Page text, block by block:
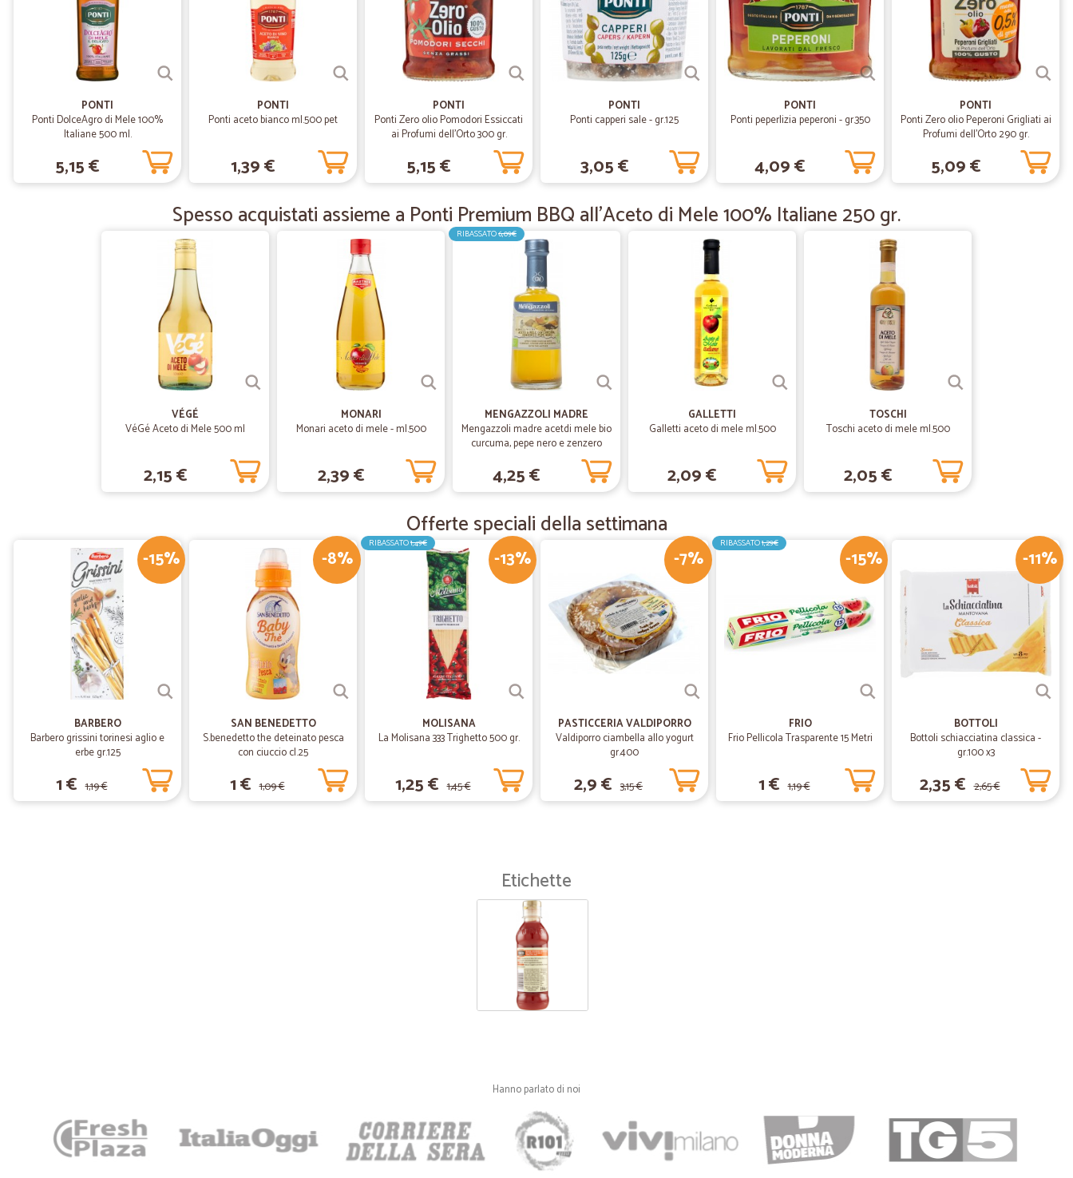
Imballaggio danneggiato
Puntuali prodotti ottimo ma da ridire con i trasportatori le scatole danneggiate
Servizio eccellente
27/06/2020
—Angelo P.
Tanta scelta di prodotti e veloci nella…
Achille M.
Olio buonissimo
Olio buonissimo, consegna ottima
—Alessia M.
Precisi
Precisi. Puntuali e onesti
21/12/2018
—Claudia P.
Ottimo.Lo consiglio.
Ottimo.Lo consiglio.
PONTI
Ponti DolceAgro di Mele 100%
Italiane 500 ml.
5,15 €
PONTI
Ponti aceto bianco ml.500 pet
1,39 €
PONTI
Ponti Zero olio Pomodori Essiccati
ai Profumi dell'Orto 300 gr.
5,15 €
PONTI
Ponti capperi sale - gr.125
3,05 €
PONTI
Ponti peperlizia peperoni - gr.350
4,09 €
PONTI
Ponti Zero olio Peperoni Grigliati ai
Profumi dell'Orto 290 gr.
5,09 €
Spesso acquistati assieme a Ponti Premium BBQ all'Aceto di Mele 100% Italiane 250 gr.
VÉGÉ
VéGé Aceto di Mele 500 ml
2,15 €
MONARI
Monari aceto di mele - ml.500
2,39 €
RIBASSATO6,09€
MENGAZZOLI MADRE
Mengazzoli madre acetdi mele bio
curcuma, pepe nero e zenzero
4,25 €
GALLETTI
Galletti aceto di mele ml.500
2,09 €
TOSCHI
Toschi aceto di mele ml.500
2,05 €
Offerte speciali della settimana
-15%
BARBERO
Barbero grissini torinesi aglio e
erbe gr.125
1 € 1,19 €
-8%
SAN BENEDETTO
S.benedetto the deteinato pesca
con ciuccio cl.25
1 € 1,09 €
-13%
RIBASSATO1,49€
MOLISANA
La Molisana 333 Trighetto 500 gr.
1,25 € 1,45 €
-7%
PASTICCERIA VALDIPORRO
Valdiporro ciambella allo yogurt
gr.400
2,9 € 3,15 €
-15%
RIBASSATO1,29€
FRIO
Frio Pellicola Trasparente 15 Metri
1 € 1,19 €
-11%
BOTTOLI
Bottoli schiacciatina classica -
gr.100 x3
2,35 € 2,65 €
Etichette
Hanno parlato di noi